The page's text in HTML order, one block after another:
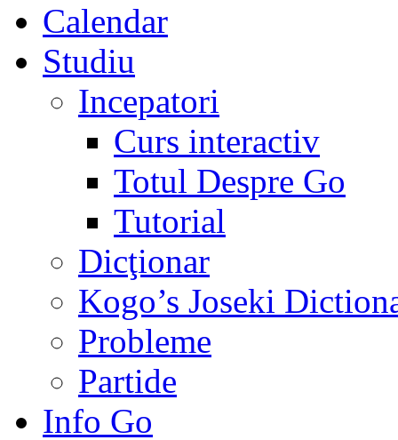
Calendar
Studiu
Incepatori
Curs interactiv
Totul Despre Go
Tutorial
Dicţionar
Kogo’s Joseki
Probleme
Partide
Info Go